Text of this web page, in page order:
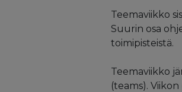
Teemaviikko
Suurin osa
toimipisteistä.
Teemaviikko
(teams).